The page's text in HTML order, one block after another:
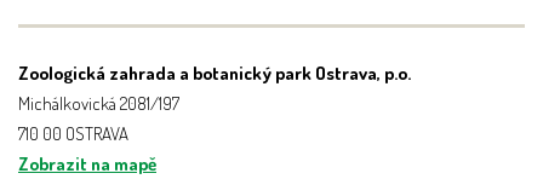
Zoologická zahrada a botanický park Ostrava, p.o.
Michálkovická 2081/197
710 00 OSTRAVA
Zobrazit na mapě